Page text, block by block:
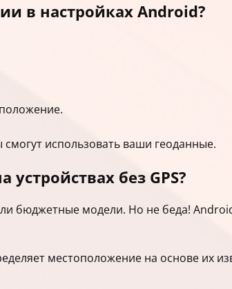
в настройках Android?
использовать ваши геоданные.
без GPS?
бюджетные модели. Но не беда!
местоположение на основе их